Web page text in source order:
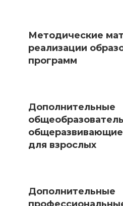
Методические
реализации
программ
Дополнительные
для взрослых
Дополнительные